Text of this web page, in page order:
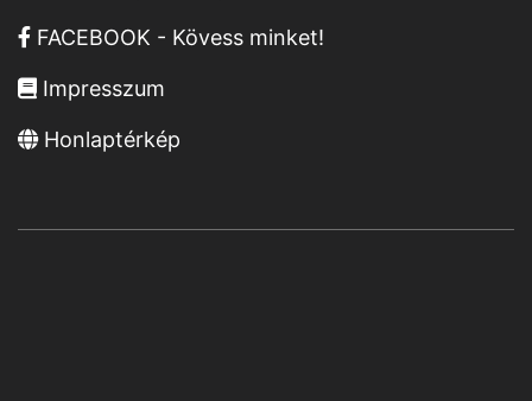
FACEBOOK - Kövess minket!
Impresszum
Honlaptérkép